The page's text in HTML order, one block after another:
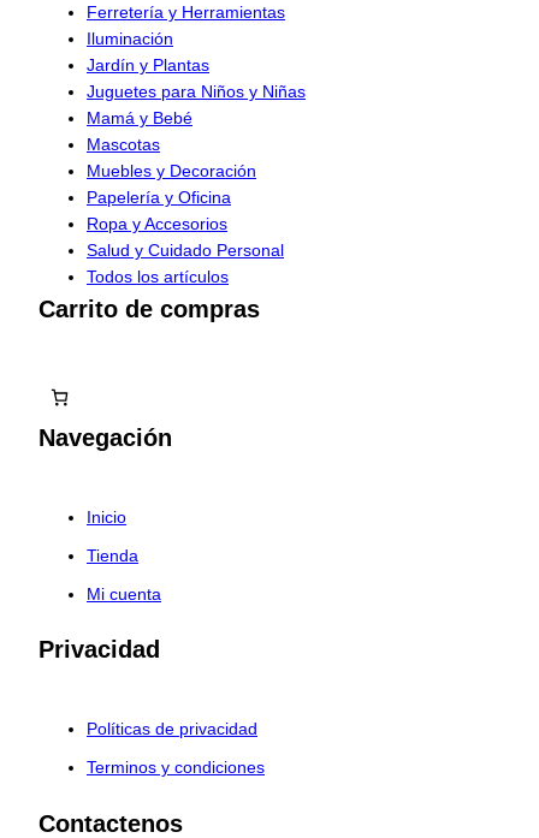
Ferretería y Herramientas
Iluminación
Jardín y Plantas
Juguetes para Niños y Niñas
Mamá y Bebé
Mascotas
Muebles y Decoración
Papelería y Oficina
Ropa y Accesorios
Salud y Cuidado Personal
Todos los artículos
Carrito de compras
Navegación
Inicio
Tienda
Mi cuenta
Privacidad
Políticas de privacidad
Terminos y condiciones
Contactenos